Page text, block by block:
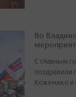
Во
С главным
поздравили
Кожемяко и